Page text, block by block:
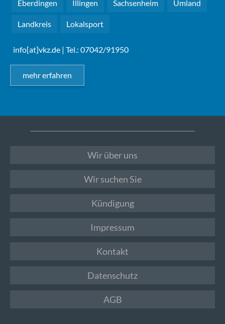
Eberdingen Illingen Sachsenheim Umland
Landkreis Lokalsport
info[at]vkz.de | Tel.: 07042/91950
mehr erfahren
Wir über uns
Wir suchen Sie
Kündigung
Impressum
Kontakt
Datenschutz
AGB